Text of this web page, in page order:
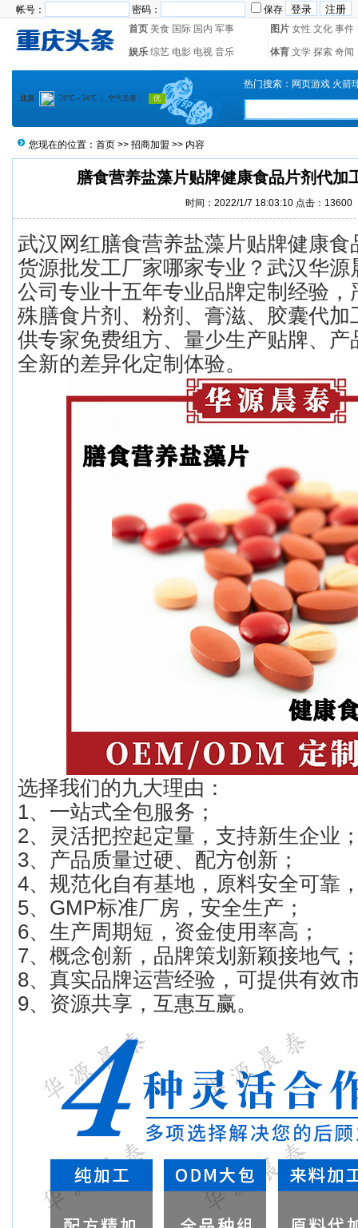
帐号： 密码：
保存
首页 美食 国际 国内 军事 图片 女性 文化 事件
娱乐 综艺 电影 电视 音乐 体育 文学 探索 奇闻
热门搜索： 网页游戏 火箭
您现在的位置： 首页 >> 招商加盟 >> 内容
膳食营养盐藻片贴牌健康食品片剂代加
时间：2022/1/7 18:03:10 点击：13600
武汉网红膳食营养盐藻片贴牌健康食
货源批发工厂家哪家专业？武汉华
公司专业十五年专业品牌定制经验，
殊膳食片剂、粉剂、膏滋、胶囊代加
供专家免费组方、量少生产贴牌、产
全新的差异化定制体验。
选择我们的九大理由：
1、一站式全包服务；
2、灵活把控起定量，支持新生企业
3、产品质量过硬、配方创新；
4、规范化自有基地，原料安全可靠
5、GMP标准厂房，安全生产；
6、生产周期短，资金使用率高；
7、概念创新，品牌策划新颖接地气
8、真实品牌运营经验，可提供有效
9、资源共享，互惠互赢。